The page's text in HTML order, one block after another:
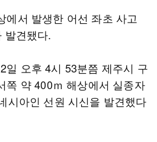
에서 발생한 어선 좌초 사고
발견됐다.
일 오후 4시 53분쯤 제주시 구
쪽 약 400ｍ 해상에서 실종자
시아인 선원 시신을 발견했다